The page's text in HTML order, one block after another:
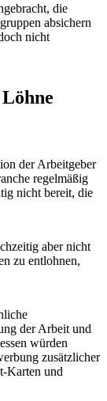
die
absichern
nicht
der Arbeitgeber
regelmäßig
nicht bereit, die
aber nicht
zu entlohnen,
der Arbeit und
würden
zusätzlicher
Karten und